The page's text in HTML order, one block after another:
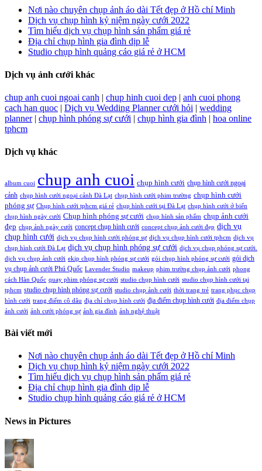
Nơi nào chuyên chụp ảnh áo dài Tết đẹp ở Hồ chí Minh
Dịch vụ chụp hình kỷ niệm ngày cưới 2022
Tìm hiểu dịch vụ chụp hình sản phẩm giá rẻ
Địa chỉ chụp hình gia đình dịp lễ
Studio chụp hình quảng cáo giá rẻ ở HCM
Dịch vụ ảnh cưới khác
chup anh cuoi ngoai canh | chup hinh cuoi dep | anh cuoi phong
cach han quoc | Dịch vụ Wedding Planner cưới hỏi | wedding
planner| chụp hình phóng sự cưới | chụp hình gia đình | hoa online
tphcm
Dịch vụ khác
album cuoi chup anh cuoi chụp hình cưới chụp hình cưới ngoại
cảnh chụp hình cưới ngoại cảnh Đà Lạt chụp hình cưới phim trường chụp hình cưới
phóng sự Chụp hình cưới tphcm giá rẻ chụp hình cưới tại Đà Lạt chụp hình cưới ở biển
chụp hình ngày cưới Chụp hình phóng sự cưới chụp hình sản phẩm chụp ảnh cưới
đẹp chụp ảnh ngày cưới concept chụp hình cưới concept chụp ảnh cưới đẹp dịch vụ
chụp hình cưới dịch vụ chụp hình cưới phóng sự dịch vụ chụp hình cưới tphcm dịch vụ
chụp hình cưới Đà Lạt dịch vụ chụp hình phóng sự cưới dịch vụ chụp phóng sự cưới.
dịch vụ chụp ảnh cưới ekip chụp hình phóng sự cưới gói chụp hình phóng sự cưới gói dịch
vụ chụp ảnh cưới Phú Quốc Lavender Studio makeup phim trường chụp ảnh cưới phong
cách Hàn Quốc quay phim phóng sự cưới studio chụp hình cưới studio chụp hình cưới tại
tphcm studio chụp hình phóng sự cưới studio chụp ảnh cưới thời trang trẻ trang phục chụp
hình cưới trang điểm cô dâu địa chỉ chụp hình cưới địa điểm chụp hình cưới địa điểm chụp
ảnh cưới ảnh cưới phóng sự ảnh gia đình ảnh nghệ thuật
Bài viết mới
Nơi nào chuyên chụp ảnh áo dài Tết đẹp ở Hồ chí Minh
Dịch vụ chụp hình kỷ niệm ngày cưới 2022
Tìm hiểu dịch vụ chụp hình sản phẩm giá rẻ
Địa chỉ chụp hình gia đình dịp lễ
Studio chụp hình quảng cáo giá rẻ ở HCM
News in Pictures